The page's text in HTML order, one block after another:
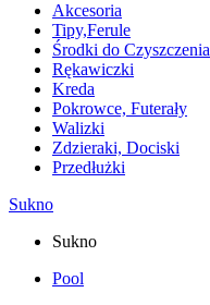
Akcesoria
Tipy,Ferule
Środki do Czyszczenia
Rękawiczki
Kreda
Pokrowce, Futerały
Walizki
Zdzieraki, Dociski
Przedłużki
Sukno
Sukno
Pool